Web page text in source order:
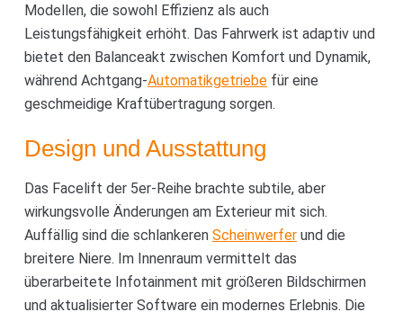
Modellen, die sowohl Effizienz als auch
Leistungsfähigkeit erhöht. Das Fahrwerk ist adaptiv und
bietet den Balanceakt zwischen Komfort und Dynamik,
während Achtgang-Automatikgetriebefür eine
geschmeidige Kraftübertragung sorgen.
Design und Ausstattung
Das Facelift der 5er-Reihe brachte subtile, aber
wirkungsvolle Änderungen am Exterieur mit sich.
Auffällig sind die schlankeren Scheinwerferund die
breitere Niere. Im Innenraum vermittelt das
überarbeitete Infotainment mit größeren Bildschirmen
und aktualisierter Software ein modernes Erlebnis. Die